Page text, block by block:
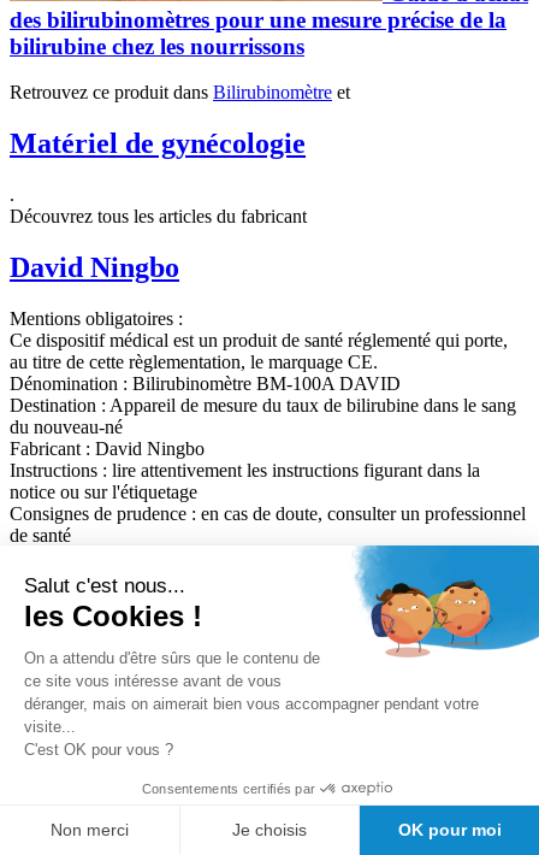
des bilirubinomètres pour une mesure précise de la
bilirubine chez les nourrissons
Retrouvez ce produit dans Bilirubinomètre et
Matériel de gynécologie
.
Découvrez tous les articles du fabricant
David Ningbo
Mentions obligatoires :
Ce dispositif médical est un produit de santé réglementé qui porte,
au titre de cette règlementation, le marquage CE.
Dénomination : Bilirubinomètre BM-100A DAVID
Destination : Appareil de mesure du taux de bilirubine dans le sang
du nouveau-né
Fabricant : David Ningbo
Instructions : lire attentivement les instructions figurant dans la
notice ou sur l'étiquetage
Consignes de prudence : en cas de doute, consulter un professionnel
de santé
Date de mise à jour de cette fiche :
17/07/2026
Nous avons trouvé d'autres produits que vous pourriez aimer !
Nos avantages clients
Expedition sous 24/48h
milliers de références de marque au meilleur prix.
Salut c'est nous...
les Cookies !
On a attendu d'être sûrs que le contenu de
ce site vous intéresse avant de vous
déranger, mais on aimerait bien vous accompagner pendant votre
visite...
C'est OK pour vous ?
Consentements certifiés par
Non merci Je choisis OK pour moi